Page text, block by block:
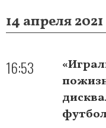
14 апреля 2021
16:53